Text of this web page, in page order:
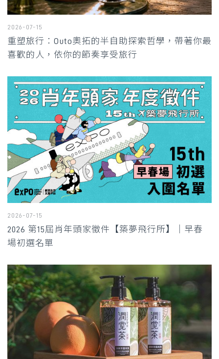
2026-07-15
重塑旅行：Outo奧拓的半自助探索哲學，帶著你最
喜歡的人，依你的節奏享受旅行
2026-07-15
2026 第15屆肖年頭家徵件【築夢飛行所】｜早春
場初選名單